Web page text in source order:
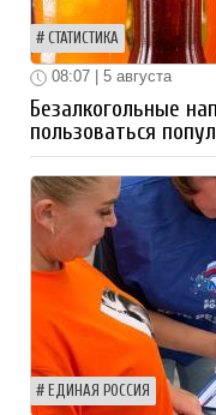
СТАТИСТИКА
08:07 | 5 августа
Безалкогольные
пользоваться
ЕДИНАЯ РОССИЯ